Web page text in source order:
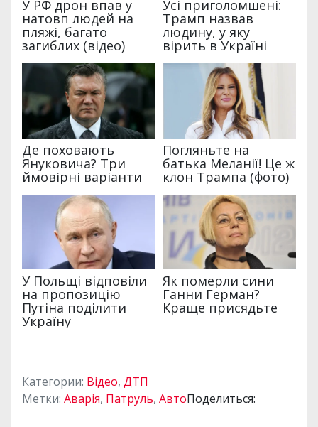
Категории: Відео, ДТП
Метки: Аварія, Патруль, АвтоПоделиться: